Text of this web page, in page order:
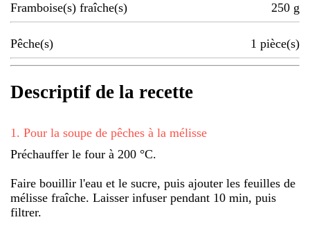
Framboise(s) fraîche(s)
250 g
Pêche(s) 1 pièce(s)
Descriptif de la recette
1 . Pour la soupe de pêches à la mélisse
Préchauffer le four à 200 °C.
Faire bouillir l'eau et le sucre, puis ajouter les feuilles de
mélisse fraîche. Laisser infuser pendant 10 min, puis
filtrer.